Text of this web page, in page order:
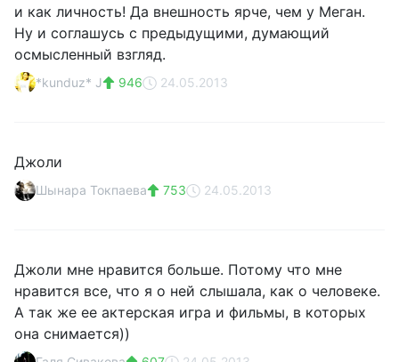
и как личность! Да внешность ярче, чем у Меган.
Ну и соглашусь с предыдущими, думающий
осмысленный взгляд.
*kunduz* J 946 24.05.2013
Джоли
Шынара Токпаева 753 24.05.2013
Джоли мне нравится больше. Потому что мне
нравится все, что я о ней слышала, как о человеке.
А так же ее актерская игра и фильмы, в которых
она снимается))